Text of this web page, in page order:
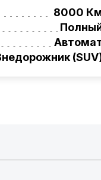
автомобили.
20
8000